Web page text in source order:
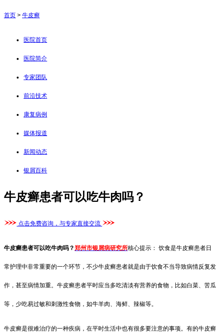
首页 > 牛皮癣
医院首页
医院简介
专家团队
前沿技术
康复病例
媒体报道
新闻动态
银屑百科
牛皮癣患者可以吃牛肉吗？
点击免费咨询，与专家直接交流
牛皮癣患者可以吃牛肉吗？郑州市银屑病研究所核心提示： 饮食是牛皮癣患者日
常护理中非常重要的一个环节，不少牛皮癣患者就是由于饮食不当导致病情反复发
作，甚至病情加重。牛皮癣患者平时应当多吃清淡有营养的食物，比如白菜、苦瓜
等，少吃易过敏和刺激性食物，如牛羊肉、海鲜、辣椒等。
牛皮癣是很难治疗的一种疾病，在平时生活中也有很多要注意的事项。有的牛皮癣